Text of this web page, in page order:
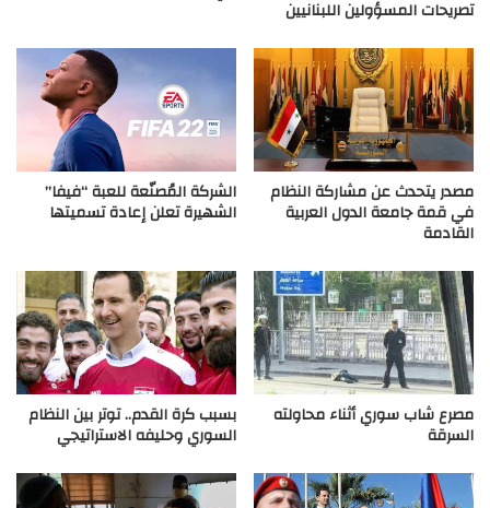
تصريحات المسؤولين اللبنانيين
مصدر يتحدث عن مشاركة النظام
في قمة جامعة الدول العربية
القادمة
الشركة المُصنّعة للعبة “فيفا”
الشهيرة تعلن إعادة تسميتها
مصرع شاب سوري أثناء محاولته
السرقة
بسبب كرة القدم.. توتر بين النظام
السوري وحليفه الاستراتيجي